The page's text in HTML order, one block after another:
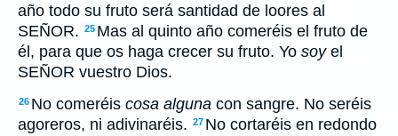
año todo su fruto será santidad de loores al
SEÑOR. 25 Mas al quinto año comeréis el fruto de
él, para que os haga crecer su fruto. Yo soyel
SEÑOR vuestro Dios.
26 No comeréis cosa alguna con sangre. No seréis
agoreros, ni adivinaréis. 27 No cortaréis en redondo